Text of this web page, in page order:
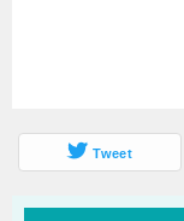
Tweet